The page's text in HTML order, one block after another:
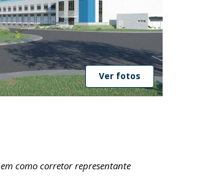
Ver fotos
como corretor representante